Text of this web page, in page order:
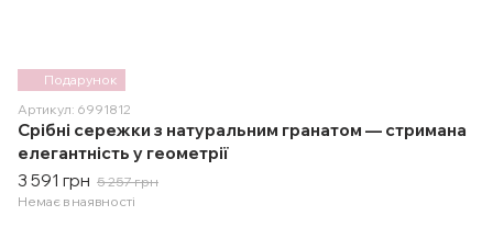
Подарунок
Артикул: 6991812
Срібні сережки з натуральним гранатом — стримана
елегантність у геометрії
3 591 грн 5 257 грн
Немає в наявності